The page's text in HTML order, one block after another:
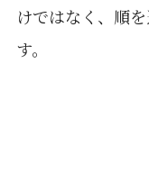
けではなく、順
す。